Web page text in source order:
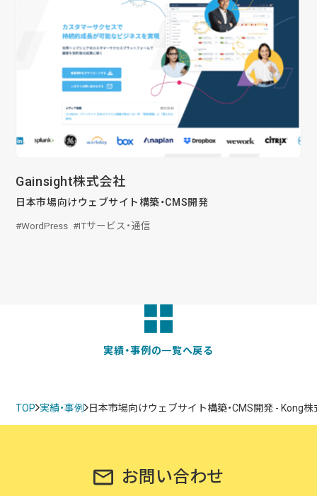
Gainsight株式会社
日本市場向けウェブサイト構築・CMS開発
WordPress ITサービス・通信
実績・事例の一覧へ戻る
TOP 実績・事例 日本市場向けウェブサイト構築・CMS開発 - Kong株
お問い合わせ